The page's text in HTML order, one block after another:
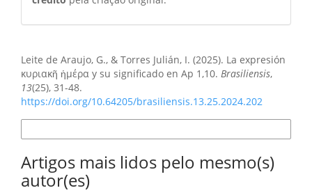
Leite de Araujo, G., & Torres Julián, I. (2025). La expresión
κυριακῆ ἡμέρα y su significado en Ap 1,10. Brasiliensis,
13(25), 31-48.
https://doi.org/10.64205/brasiliensis.13.25.2024.202
Artigos mais lidos pelo mesmo(s)
autor(es)